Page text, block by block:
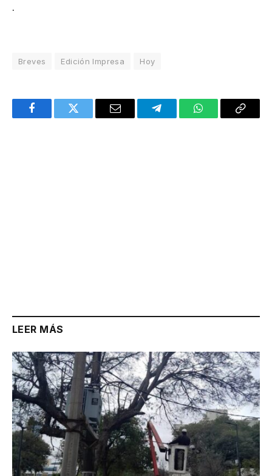
.
Breves Edición Impresa Hoy
FacebookTwitter Email TelegramWhatsAppCopy
LEER MÁS